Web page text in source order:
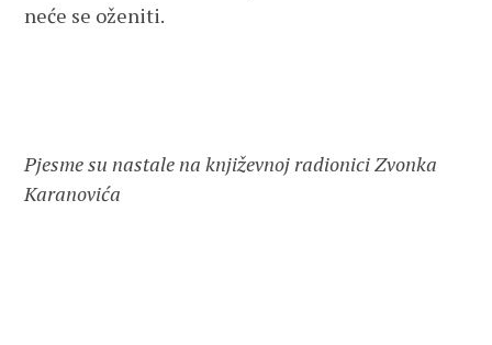
neće se oženiti.
Pjesme su nastale na književnoj radionici Zvonka
Karanovića